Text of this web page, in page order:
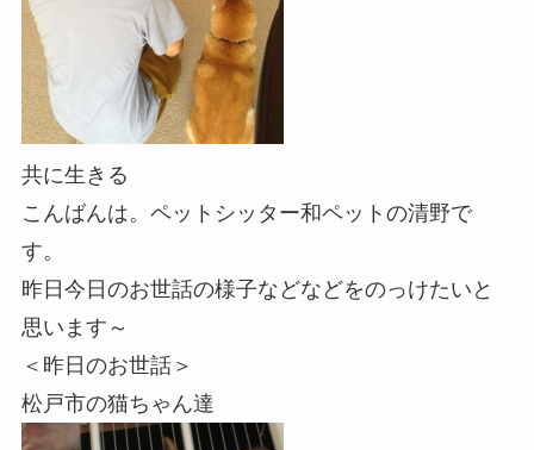
共に生きる
こんばんは。ペットシッター和ペットの清野で
す。
昨日今日のお世話の様子などなどをのっけたいと
思います～
＜昨日のお世話＞
松戸市の猫ちゃん達